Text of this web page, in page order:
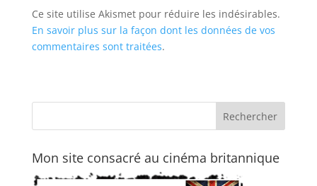
Ce site utilise Akismet pour réduire les indésirables.
En savoir plus sur la façon dont les données de vos
commentaires sont traitées.
Mon site consacré au cinéma britannique